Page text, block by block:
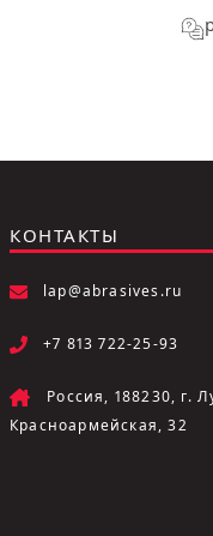
КОНТАКТЫ
lap@abrasives.ru
+7 813 722-25-93
Россия, 188230, г.
Красноармейская, 32